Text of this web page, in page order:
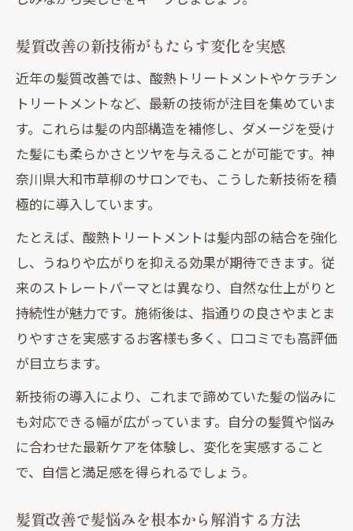
髪質改善の新技術がもたらす変化を実感
近年の髪質改善では、酸熱トリートメントやケラチン
トリートメントなど、最新の技術が注目を集めていま
す。これらは髪の内部構造を補修し、ダメージを受け
た髪にも柔らかさとツヤを与えることが可能です。神
奈川県大和市草柳のサロンでも、こうした新技術を積
極的に導入しています。
たとえば、酸熱トリートメントは髪内部の結合を強化
し、うねりや広がりを抑える効果が期待できます。従
来のストレートパーマとは異なり、自然な仕上がりと
持続性が魅力です。施術後は、指通りの良さやまとま
りやすさを実感するお客様も多く、口コミでも高評価
が目立ちます。
新技術の導入により、これまで諦めていた髪の悩みに
も対応できる幅が広がっています。自分の髪質や悩み
に合わせた最新ケアを体験し、変化を実感すること
で、自信と満足感を得られるでしょう。
髪質改善で髪悩みを根本から解消する方法